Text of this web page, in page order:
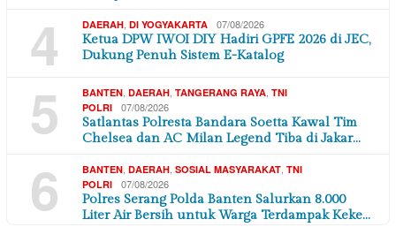
4 DAERAH DI YOGYAKARTA 07/08/2026
Ketua DPW IWOI DIY Hadiri GPFE 2026 di JEC,
Dukung Penuh Sistem E-Katalog
5 BANTEN DAERAH TANGERANG RAYA TNI
POLRI
07/08/2026
Satlantas Polresta Bandara Soetta Kawal Tim
Chelsea dan AC Milan Legend Tiba di Jakar…
6 BANTEN DAERAH SOSIAL MASYARAKAT TNI
POLRI
07/08/2026
Polres Serang Polda Banten Salurkan 8.000
Liter Air Bersih untuk Warga Terdampak Keke…